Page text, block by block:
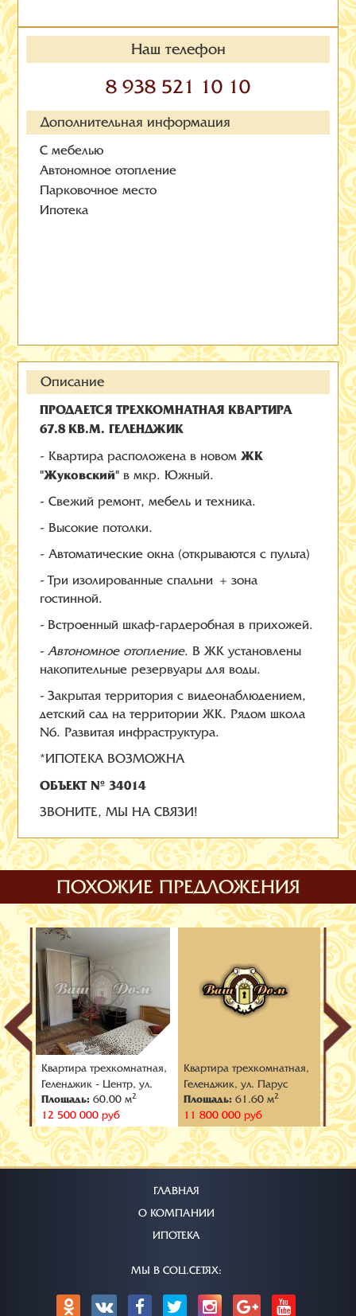
Наш телефон
8 938 521 10 10
Дополнительная информация
С мебелью
Автономное отопление
Парковочное место
Ипотека
Описание
ПРОДАЕТСЯ ТРЕХКОМНАТНАЯ КВАРТИРА
67.8 КВ.М. ГЕЛЕНДЖИК
- Квартира расположена в новомЖК
"Жуковский"в мкр. Южный.
- Свежий ремонт, мебель и техника.
- Высокие потолки.
- Автоматические окна (открываются с пульта)
- Три изолированные спальни + зона
гостинной.
- Встроенный шкаф-гардеробная в прихожей.
-Автономное отопление. В ЖК установлены
накопительные резервуары для воды.
- Закрытая территория с видеонаблюдением,
детский сад на территории ЖК. Рядом школа
N6. Развитая инфраструктура.
*ИПОТЕКА ВОЗМОЖНА
ОБЪЕКТ № 34014
ЗВОНИТЕ, МЫ НА СВЯЗИ!
ПОХОЖИЕ ПРЕДЛОЖЕНИЯ
ул.
Квартира трехкомнатная,
Геленджик - Центр, ул.
Тельмана
Площадь: 60.00 м2
12 500 000 руб
Квартира трехкомнатная,
Геленджик, ул. Парус
Площадь: 61.60 м2
11 800 000 руб
12
ГЛАВНАЯ
О КОМПАНИИ
ИПОТЕКА
МЫ В СОЦ.СЕТЯХ: